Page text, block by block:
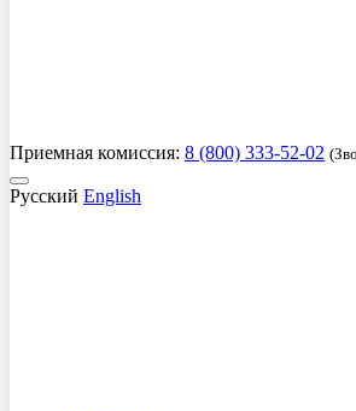
Приемная комиссия: 8 (800) 333-52-02
Русский English